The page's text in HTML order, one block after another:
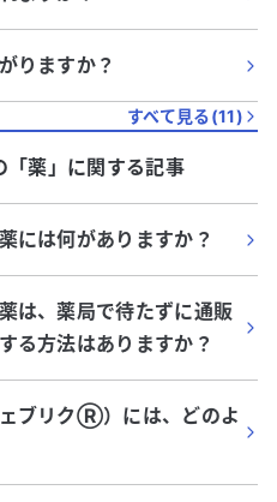
りますか？
すべて見る(11)
「薬 」に関する記事
には何がありますか？
は、薬局で待たずに通販
る方法はありますか？
ブリクⓇ）には、どのよ